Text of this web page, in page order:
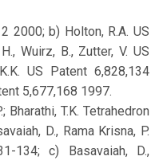
2000; b) Holton, R.A. US
Wuirz, B., Zutter, V. US
US Patent 6,828,134
5,677,168 1997.
Bharathi, T.K. Tetrahedron
D., Rama Krisna, P.
134; c) Basavaiah, D.,